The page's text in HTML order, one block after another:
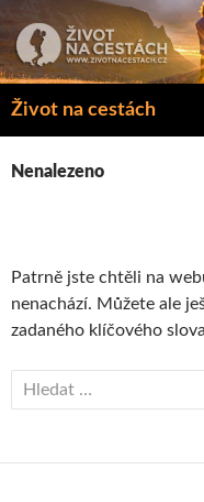
k
obsahu
Život na cestách
Hledat
Nenalezeno
Patrně jste chtěli na
nenachází. Můžete ale
zadaného klíčového
Vyhledávání